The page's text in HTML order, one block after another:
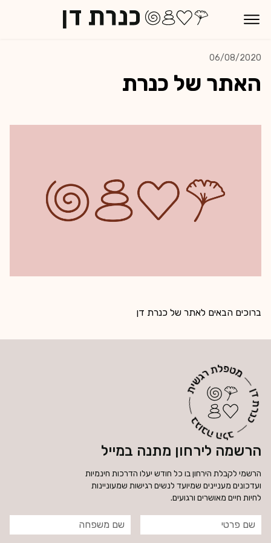
06/08/2020
האתר של כנרת
ברוכים הבאים לאתר של כנרת דן
הרשמה לירחון מתנה במייל
הרשמי לקבלת הירחון בו כל חודש יעלו הדרכות חינמיות
ועדכונים מעניינים שמיועד לנשים רגישות שמעוניינות
לחיות חיים מאושרים ורגועים.